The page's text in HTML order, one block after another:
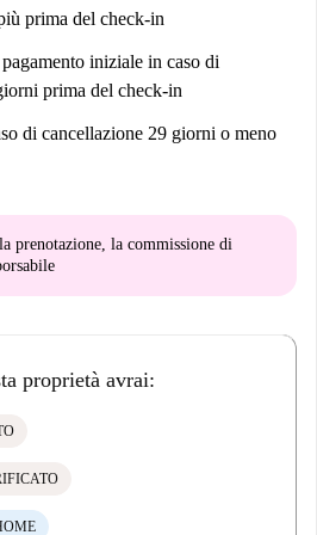
letto matrimoniale, mentre la seconda ha
preparati con lenzuola di qualità
necessari, inclusi asciugamani e set di
pulito professionalmente per il vostro
per qualsiasi disagio causato dal rumore.
prevede il check-in automatico e vi
in in qualsiasi momento della
orario standard (ore 15:00).
prima del check-in
iniziale in caso di
prima del check-in
di cancellazione 29 giorni o meno
prenotazione, la commissione di
proprietà avrai: